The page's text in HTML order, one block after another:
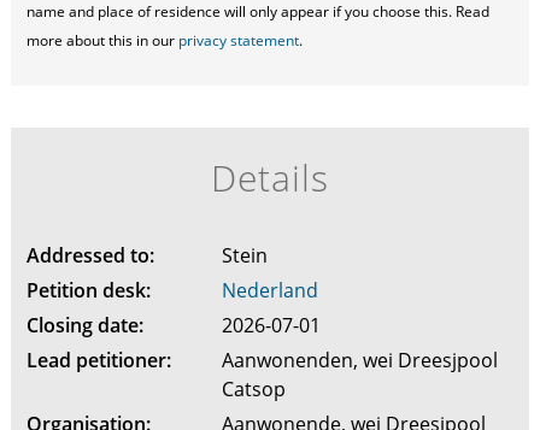
name and place of residence will only appear if you choose this. Read
more about this in our privacy statement.
Details
Addressed to:
Stein
Petition desk:
Nederland
Closing date:
2026-07-01
Lead petitioner:
Aanwonenden, wei Dreesjpool
Catsop
Organisation:
Aanwonende, wei Dreesjpool